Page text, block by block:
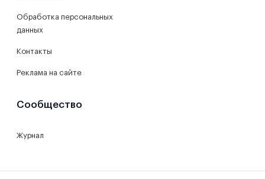
Обработка персональных
данных
Контакты
Реклама на сайте
Сообщество
Журнал